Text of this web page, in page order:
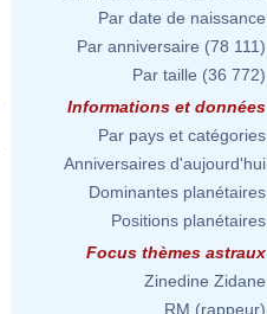
Par date de naissance
Par anniversaire (78 111)
Par taille (36 772)
Informations et données
Par pays et catégories
Anniversaires d'aujourd'hui
Dominantes planétaires
Positions planétaires
Focus thèmes astraux
Zinedine Zidane
RM (rappeur)